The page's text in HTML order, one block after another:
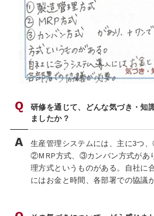
研修を通じて、どんな気づき・知
ましたか？
生産管理システムには、主に3つ
②MRP方式、③カンバン方式があ
理方式というものがある。自社に
にはお金と時間、各部署での協議